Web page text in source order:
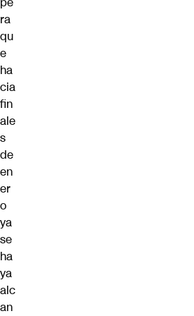
ra
qu
e
ha
cia
fin
ale
s
de
en
er
o
ya
se
ha
ya
alc
an